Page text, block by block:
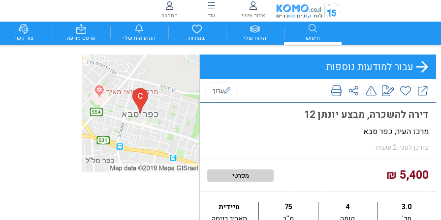
איזור אישי עוד התחבר
חיפוש הלוח שלי שמורות ההתראות שלי פרסם מודעה צור קשר
עבור למודעות נוספות
ערוך
דירה להשכרה, מבצע יונתן 12
מרכז העיר, כפר סבא
עודכן לפני: 2 שעות
5,400 ₪ מפרטי
3.0
4
75
מיידית